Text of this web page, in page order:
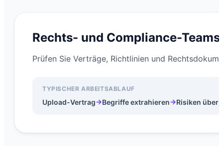
Rechts- und Compliance-Teams
Prüfen Sie Verträge, Richtlinien und
TYPISCHER ARBEITSABLAUF
Upload-Vertrag→Begriffe extrahieren→Risiken